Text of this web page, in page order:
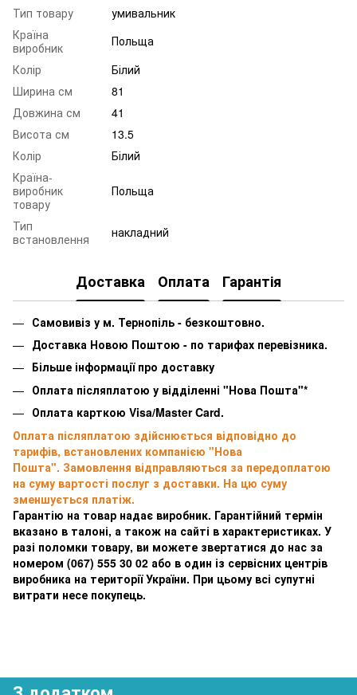
Тип товару
умивальник
Країна
виробник
Польща
Колір
Білий
Ширина см
81
Довжина см
41
Висота см
13.5
Колір
Білий
Країна-
виробник
товару
Польща
Тип
встановлення
накладний
Доставка Оплата Гарантія
Самовивіз у м. Тернопіль - безкоштовно.
Доставка Новою Поштою - по тарифах перевізника.
Більше інформації про доставку
Оплата післяплатою у відділенні "Нова Пошта"*
Оплата карткою Visa/Master Card.
Оплата післяплатою здійснюється відповідно до
тарифів, встановлених компанією "Нова
Пошта". Замовлення відправляються за передоплатою
на суму вартості послуг з доставки. На цю суму
зменшується платіж.
Гарантію на товар надає виробник. Гарантійний термін
вказано в талоні, а також на сайті в характеристиках. У
разі поломки товару, ви можете звертатися до нас за
номером (067) 555 30 02 або в один із сервісних центрів
виробника на території України. При цьому всі супутні
витрати несе покупець.